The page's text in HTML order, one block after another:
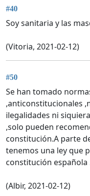
#40
Soy sanitaria y las
(Vitoria, 2021-02-12)
#50
Se han tomado
,anticonstitucionales
ilegalidades ni
,solo pueden
constitución.A parte
tenemos una ley que
constitución española
(Albir, 2021-02-12)